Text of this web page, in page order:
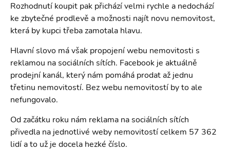
Rozhodnutí koupit pak přichází velmi rychle a nedochází
ke zbytečné prodlevě a možnosti najít novu nemovitost,
která by kupci třeba zamotala hlavu.
Hlavní slovo má však propojení webu nemovitosti s
reklamou na sociálních sítích. Facebook je aktuálně
prodejní kanál, který nám pomáhá prodat až jednu
třetinu nemovitostí. Bez webu nemovitostí by to ale
nefungovalo.
Od začátku roku nám reklama na sociálních sítích
přivedla na jednotlivé weby nemovitostí celkem 57 362
lidí a to už je docela hezké číslo.